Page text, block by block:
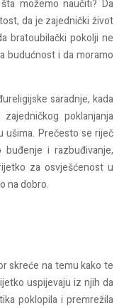
možemo naučiti? Da
da je zajednički život
bratoubilački pokolji ne
budućnost i da moramo
saradnje, kada
poklanjanja
ušima. Prečesto se riječ
i razbuđivanje,
za osvješćenost u
na dobro.
skreće na temu kako te
uspijevaju iz njih da
poklopila i premrežila